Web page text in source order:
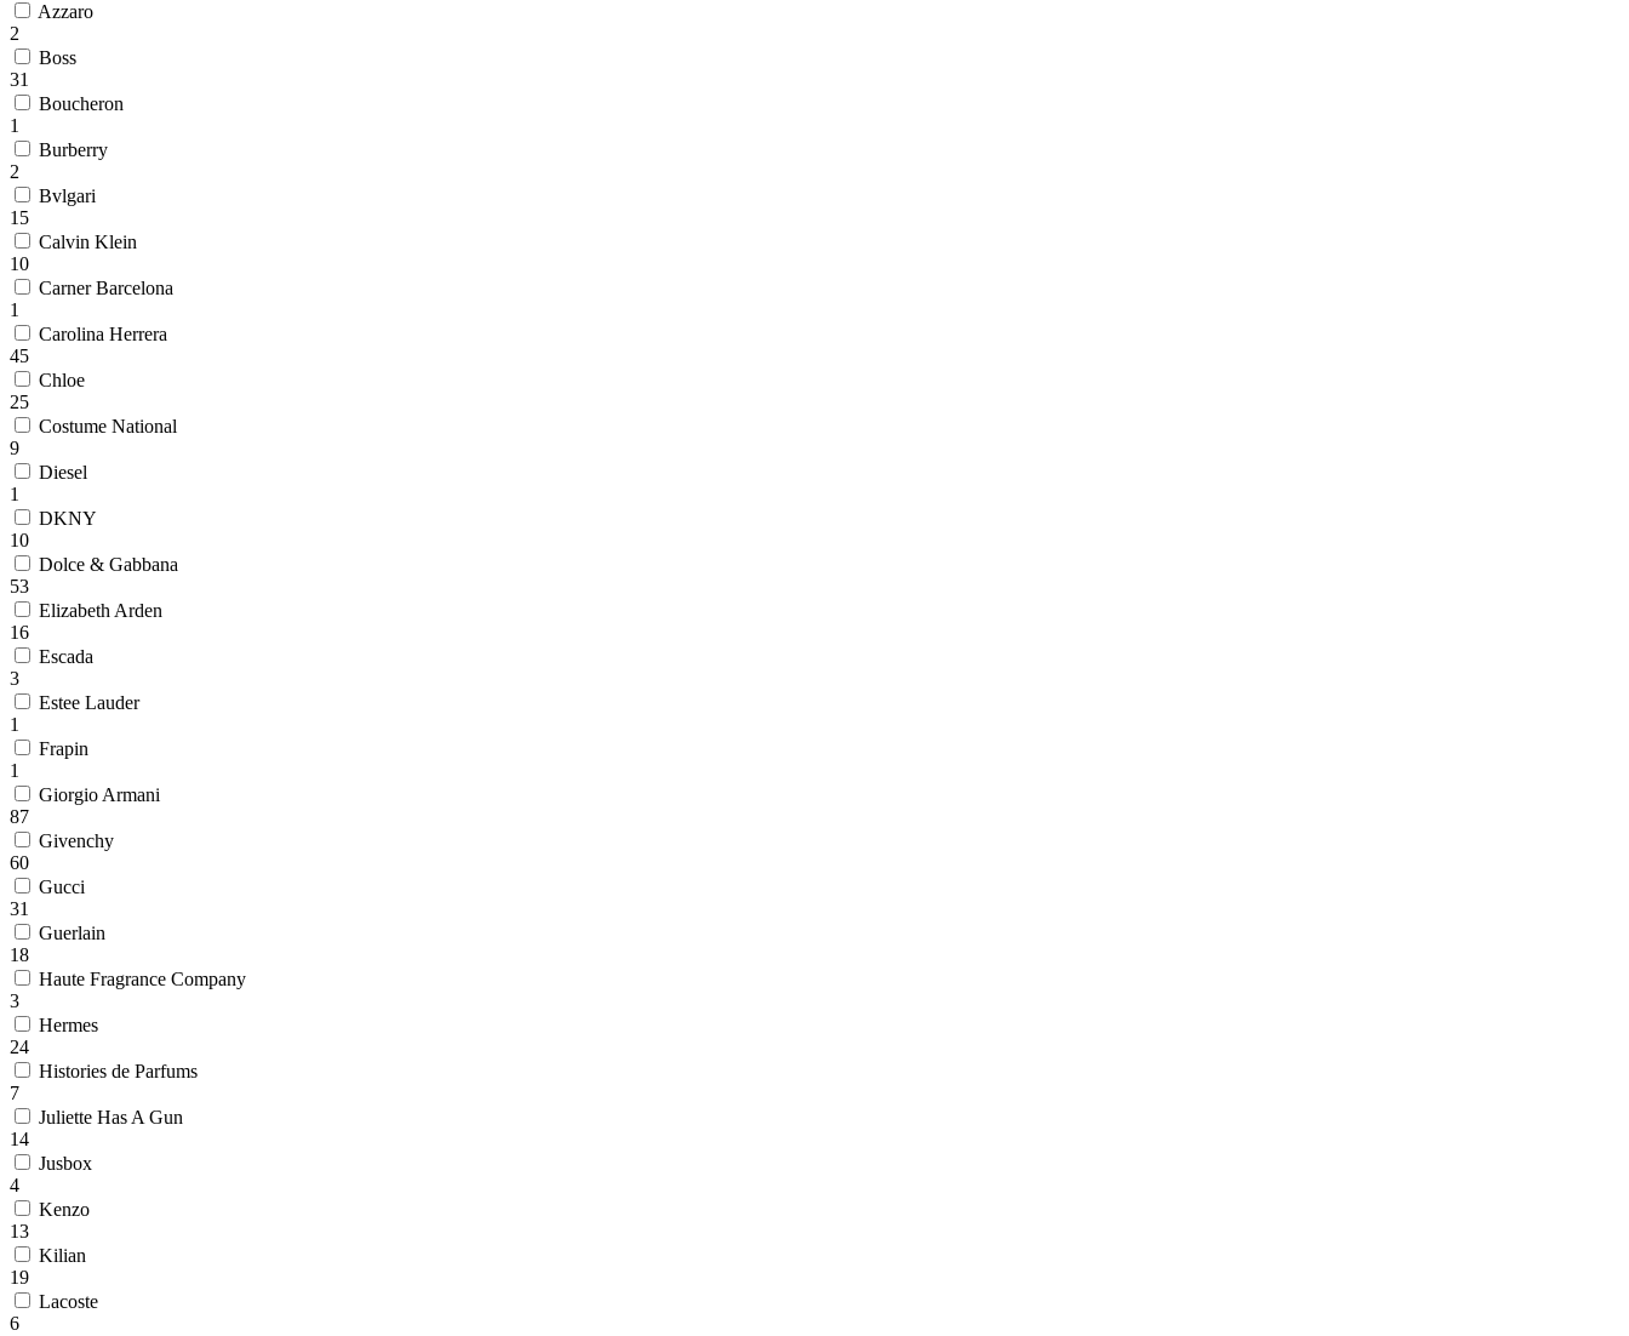
Azzaro
2
Boss
31
Boucheron
1
Burberry
2
Bvlgari
15
Calvin Klein
10
Carner Barcelona
1
Carolina Herrera
45
Chloe
25
Costume National
9
Diesel
1
DKNY
10
Dolce & Gabbana
53
Elizabeth Arden
16
Escada
3
Estee Lauder
1
Frapin
1
Giorgio Armani
87
Givenchy
60
Gucci
31
Guerlain
18
Haute Fragrance Company
3
Hermes
24
Histories de Parfums
7
Juliette Has A Gun
14
Jusbox
4
Kenzo
13
Kilian
19
Lacoste
6